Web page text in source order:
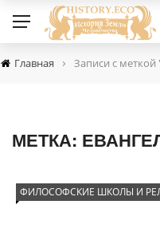
Главная › Записи с меткой
МЕТКА:
ФИЛОСОФСКИЕ ШКОЛЫ И